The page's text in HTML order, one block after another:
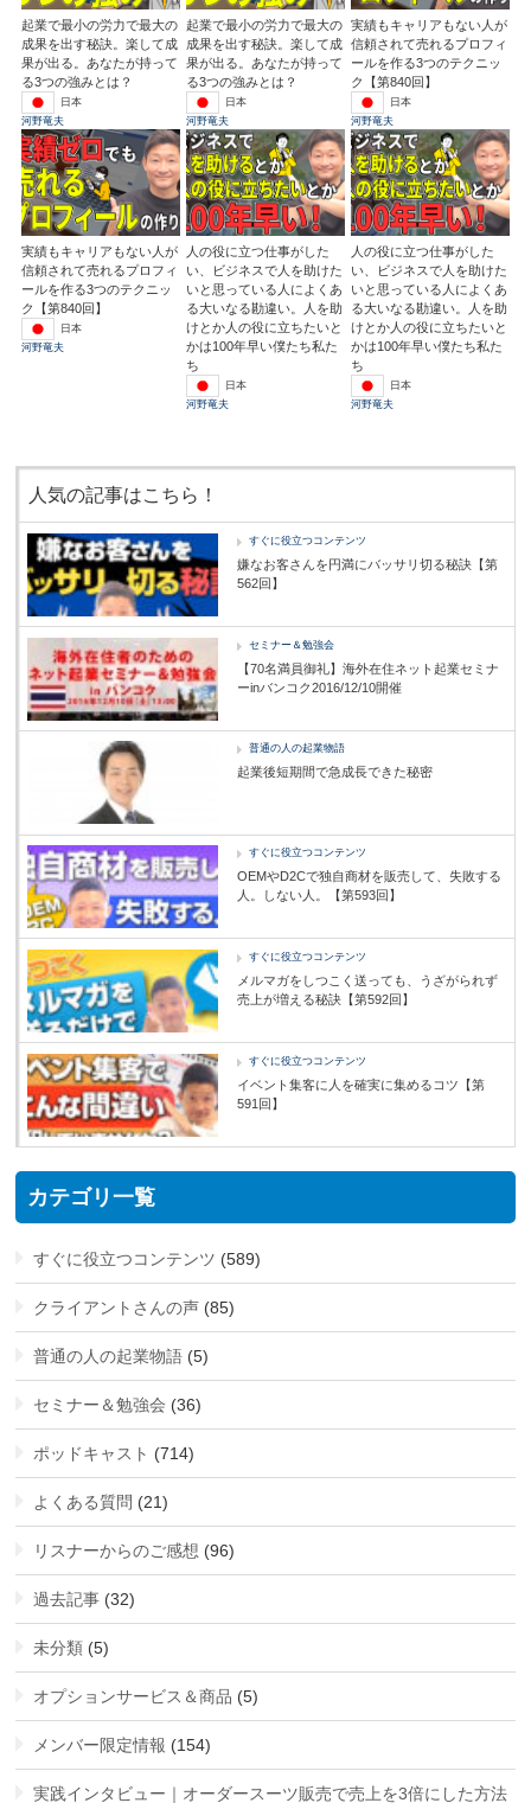
起業で最小の労力で最大の
成果を出す秘訣。楽して成
果が出る。あなたが持って
る3つの強みとは？
日本
河野竜夫
起業で最小の労力で最大の
成果を出す秘訣。楽して成
果が出る。あなたが持って
る3つの強みとは？
日本
河野竜夫
実績もキャリアもない人が
信頼されて売れるプロフィ
ールを作る3つのテクニッ
ク【第840回】
日本
河野竜夫
実績もキャリアもない人が
信頼されて売れるプロフィ
ールを作る3つのテクニッ
ク【第840回】
日本
河野竜夫
人の役に立つ仕事がした
い、ビジネスで人を助けた
いと思っている人によくあ
る大いなる勘違い。人を助
けとか人の役に立ちたいと
かは100年早い僕たち私た
ち
日本
河野竜夫
人の役に立つ仕事がした
い、ビジネスで人を助けた
いと思っている人によくあ
る大いなる勘違い。人を助
けとか人の役に立ちたいと
かは100年早い僕たち私た
ち
日本
河野竜夫
人気の記事はこちら！
すぐに役立つコンテンツ
嫌なお客さんを円満にバッサリ切る秘訣【第
562回】
セミナー＆勉強会
【70名満員御礼】海外在住ネット起業セミナ
ーinバンコク2016/12/10開催
普通の人の起業物語
起業後短期間で急成長できた秘密
すぐに役立つコンテンツ
OEMやD2Cで独自商材を販売して、失敗する
人。しない人。【第593回】
すぐに役立つコンテンツ
メルマガをしつこく送っても、うざがられず
売上が増える秘訣【第592回】
すぐに役立つコンテンツ
イベント集客に人を確実に集めるコツ【第
591回】
カテゴリ一覧
すぐに役立つコンテンツ (589)
クライアントさんの声 (85)
普通の人の起業物語 (5)
セミナー＆勉強会 (36)
ポッドキャスト (714)
よくある質問 (21)
リスナーからのご感想 (96)
過去記事 (32)
未分類 (5)
オプションサービス＆商品 (5)
メンバー限定情報 (154)
実践インタビュー｜オーダースーツ販売で売上を3倍にした方法